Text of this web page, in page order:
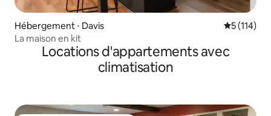
Hébergement ⋅ Davis Évaluation
5 (114)
La maison en kit
Locations d'appartements avec
climatisation